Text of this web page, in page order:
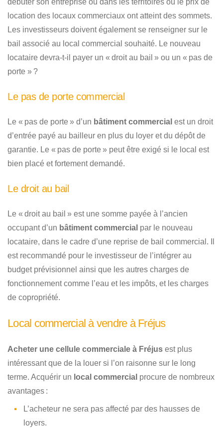
débuter son entreprise ou dans les territoires où le prix de
location des locaux commerciaux ont atteint des sommets.
Les investisseurs doivent également se renseigner sur le
bail associé au local commercial souhaité. Le nouveau
locataire devra-t-il payer un « droit au bail » ou un « pas de
porte » ?
Le pas de porte commercial
Le « pas de porte » d’un bâtiment commercial est un droit
d’entrée payé au bailleur en plus du loyer et du dépôt de
garantie. Le « pas de porte » peut être exigé si le local est
bien placé et fortement demandé.
Le droit au bail
Le « droit au bail » est une somme payée à l’ancien
occupant d’un bâtiment commercial par le nouveau
locataire, dans le cadre d’une reprise de bail commercial. Il
est recommandé pour le investisseur de l’intégrer au
budget prévisionnel ainsi que les autres charges de
fonctionnement comme l’eau et les impôts, et les charges
de copropriété.
Local commercial à vendre à Fréjus
Acheter une cellule commerciale à Fréjus est plus
intéressant que de la louer si l’on raisonne sur le long
terme. Acquérir un local commercial procure de nombreux
avantages :
L’acheteur ne sera pas affecté par des hausses de
loyers.